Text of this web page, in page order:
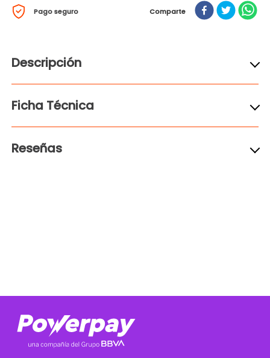
Pago seguro Comparte
Descripción
Ficha Técnica
Reseñas